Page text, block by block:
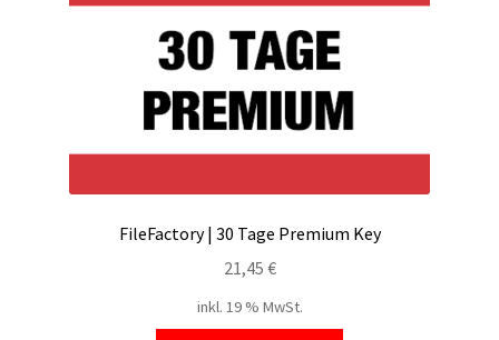
FileFactory | 30 Tage Premium Key
21,45 €
inkl. 19 % MwSt.